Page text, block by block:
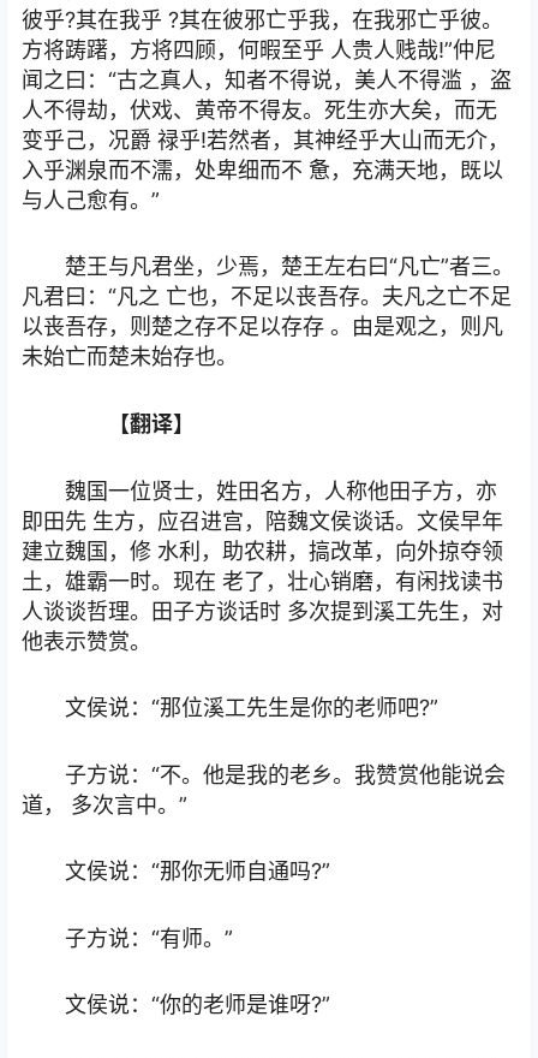
彼乎?其在我乎 ?其在彼邪亡乎我，在我邪亡乎彼。
方将踌躇，方将四顾，何暇至乎 人贵人贱哉!”仲尼
闻之曰：“古之真人，知者不得说，美人不得滥 ，盗
人不得劫，伏戏、黄帝不得友。死生亦大矣，而无
变乎己，况爵 禄乎!若然者，其神经乎大山而无介，
入乎渊泉而不濡，处卑细而不 惫，充满天地，既以
与人己愈有。”
楚王与凡君坐，少焉，楚王左右曰“凡亡”者三。
凡君曰：“凡之 亡也，不足以丧吾存。夫凡之亡不足
以丧吾存，则楚之存不足以存存 。由是观之，则凡
未始亡而楚未始存也。
【翻译】
魏国一位贤士，姓田名方，人称他田子方，亦
即田先 生方，应召进宫，陪魏文侯谈话。文侯早年
建立魏国，修 水利，助农耕，搞改革，向外掠夺领
土，雄霸一时。现在 老了，壮心销磨，有闲找读书
人谈谈哲理。田子方谈话时 多次提到溪工先生，对
他表示赞赏。
文侯说：“那位溪工先生是你的老师吧?”
子方说：“不。他是我的老乡。我赞赏他能说会
道， 多次言中。”
文侯说：“那你无师自通吗?”
子方说：“有师。”
文侯说：“你的老师是谁呀?”